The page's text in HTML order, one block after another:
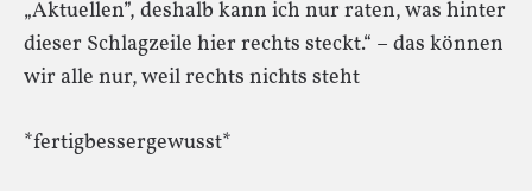
„Aktuellen”, deshalb kann ich nur raten, was hinter
dieser Schlagzeile hier rechts steckt.“ – das können
wir alle nur, weil rechts nichts steht
*fertigbessergewusst*